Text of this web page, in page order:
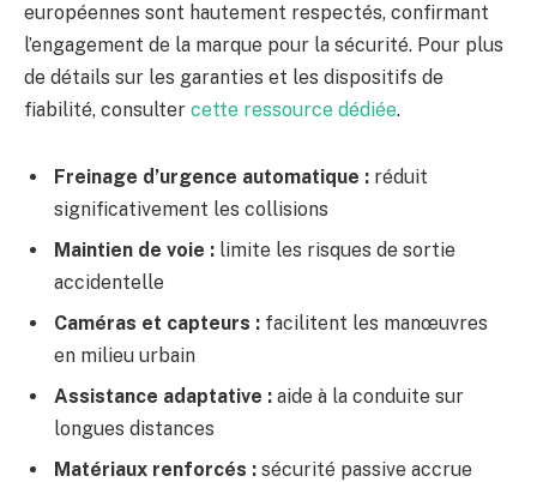
européennes sont hautement respectés, confirmant
l’engagement de la marque pour la sécurité. Pour plus
de détails sur les garanties et les dispositifs de
fiabilité, consulter cette ressource dédiée.
Freinage d’urgence automatique : réduit
significativement les collisions
Maintien de voie : limite les risques de sortie
accidentelle
Caméras et capteurs : facilitent les manœuvres
en milieu urbain
Assistance adaptative : aide à la conduite sur
longues distances
Matériaux renforcés : sécurité passive accrue